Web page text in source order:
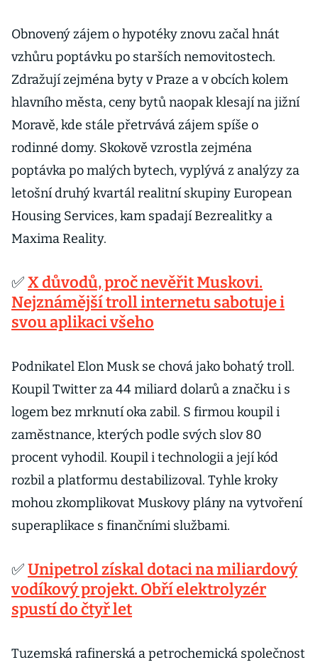
Obnovený zájem o hypotéky znovu začal hnát
vzhůru poptávku po starších nemovitostech.
Zdražují zejména byty v Praze a v obcích kolem
hlavního města, ceny bytů naopak klesají na jižní
Moravě, kde stále přetrvává zájem spíše o
rodinné domy. Skokově vzrostla zejména
poptávka po malých bytech, vyplývá z analýzy za
letošní druhý kvartál realitní skupiny European
Housing Services, kam spadají Bezrealitky a
Maxima Reality.
✅X důvodů, proč nevěřit Muskovi.
Nejznámější troll internetu sabotuje i
svou aplikaci všeho
Podnikatel Elon Musk se chová jako bohatý troll.
Koupil Twitter za 44 miliard dolarů a značku i s
logem bez mrknutí oka zabil. S firmou koupil i
zaměstnance, kterých podle svých slov 80
procent vyhodil. Koupil i technologii a její kód
rozbil a platformu destabilizoval. Tyhle kroky
mohou zkomplikovat Muskovy plány na vytvoření
superaplikace s finančními službami.
✅Unipetrol získal dotaci na miliardový
vodíkový projekt. Obří elektrolyzér
spustí do čtyř let
Tuzemská rafinerská a petrochemická společnost